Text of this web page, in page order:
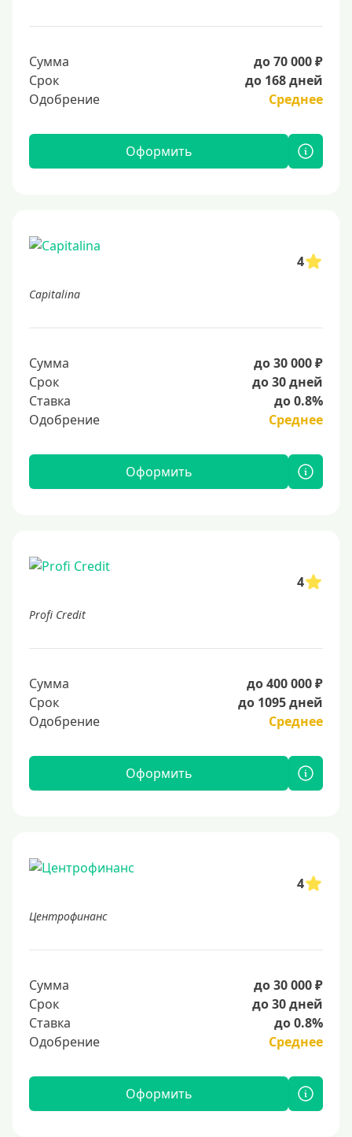
Сумма
до 70 000 ₽
Срок
до 168 дней
Одобрение
Среднее
Оформить
4
Capitalina
Сумма
до 30 000 ₽
Срок
до 30 дней
Ставка
до 0.8%
Одобрение
Среднее
Оформить
4
Profi Credit
Сумма
до 400 000 ₽
Срок
до 1095 дней
Одобрение
Среднее
Оформить
4
Центрофинанс
Сумма
до 30 000 ₽
Срок
до 30 дней
Ставка
до 0.8%
Одобрение
Среднее
Оформить